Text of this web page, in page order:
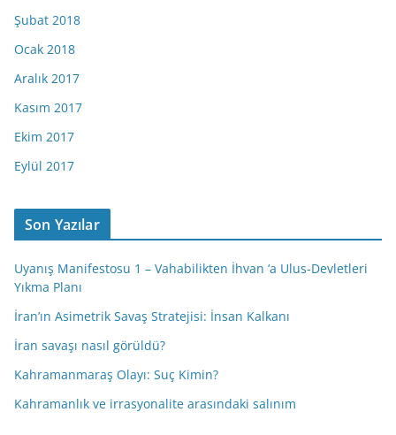
Şubat 2018
Ocak 2018
Aralık 2017
Kasım 2017
Ekim 2017
Eylül 2017
Son Yazılar
Uyanış Manifestosu 1 – Vahabilikten İhvan ‘a Ulus-Devletleri
Yıkma Planı
İran’ın Asimetrik Savaş Stratejisi: İnsan Kalkanı
İran savaşı nasıl görüldü?
Kahramanmaraş Olayı: Suç Kimin?
Kahramanlık ve irrasyonalite arasındaki salınım